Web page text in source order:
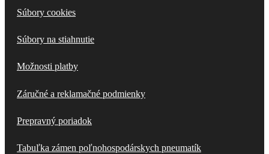
Súbory cookies
Súbory na stiahnutie
Možnosti platby
Záručné a reklamačné podmienky
Prepravný poriadok
Tabuľka zámen poľnohospodárskych pneumatík